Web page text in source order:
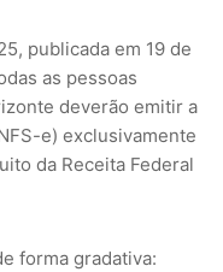
publicada em 19 de
as pessoas
deverão emitir a
e) exclusivamente
da Receita Federal
forma gradativa: